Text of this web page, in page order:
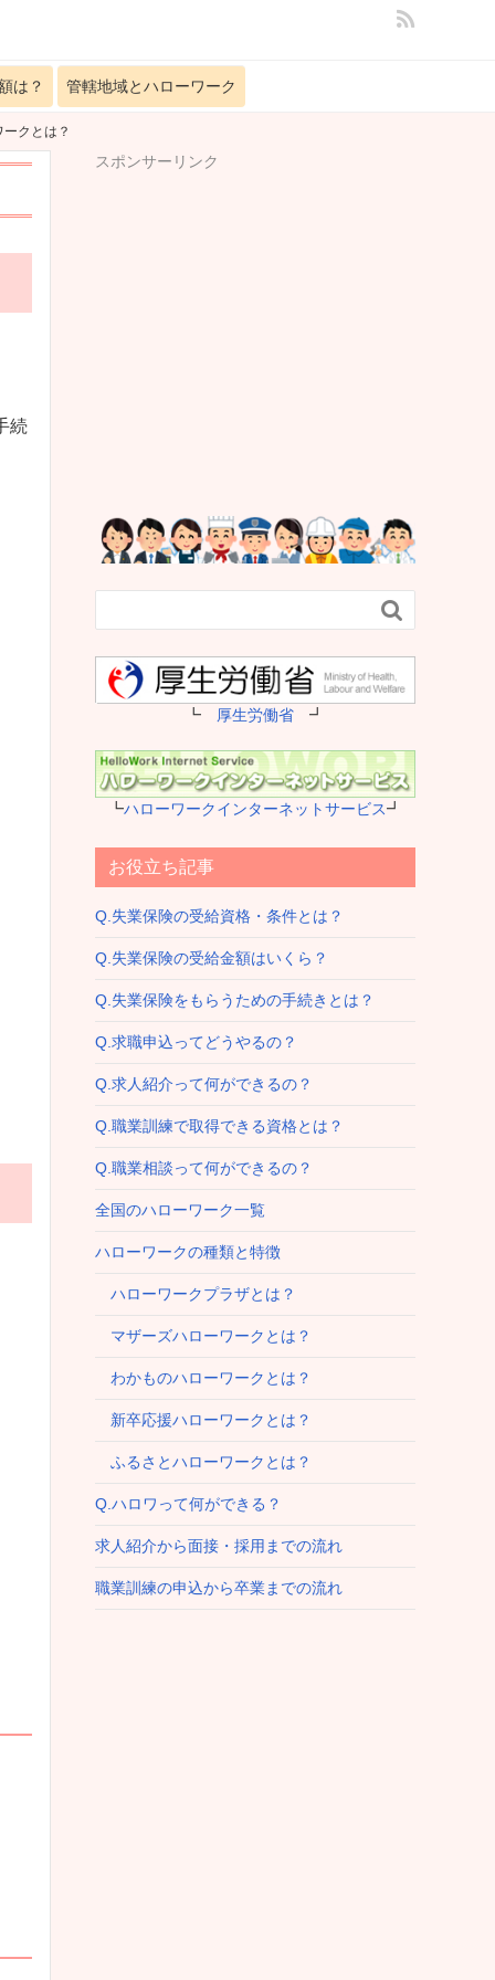
は？ 管轄地域とハローワーク
クとは？
続
スポンサーリンク

┗ 厚生労働省 ┛
┗ハローワークインターネットサービス┛
お役立ち記事
Q.失業保険の受給資格・条件とは？
Q.失業保険の受給金額はいくら？
Q.失業保険をもらうための手続きとは？
Q.求職申込ってどうやるの？
Q.求人紹介って何ができるの？
Q.職業訓練で取得できる資格とは？
Q.職業相談って何ができるの？
全国のハローワーク一覧
ハローワークの種類と特徴
ハローワークプラザとは？
マザーズハローワークとは？
わかものハローワークとは？
新卒応援ハローワークとは？
ふるさとハローワークとは？
Q.ハロワって何ができる？
求人紹介から面接・採用までの流れ
職業訓練の申込から卒業までの流れ